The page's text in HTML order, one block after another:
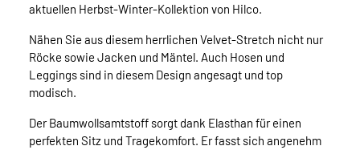
aktuellen Herbst-Winter-Kollektion von Hilco.
Nähen Sie aus diesem herrlichen Velvet-Stretch nicht nur
Röcke sowie Jacken und Mäntel. Auch Hosen und
Leggings sind in diesem Design angesagt und top
modisch.
Der Baumwollsamtstoff sorgt dank Elasthan für einen
perfekten Sitz und Tragekomfort. Er fasst sich angenehm